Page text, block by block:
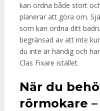
kan ordna både stort
planerar att göra om.
som kan ordna ditt
begränsad av att inte
du inte är händig och
Clas Fixare istället.
När du
rörmokare